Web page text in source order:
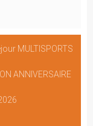
MULTISPORTS
ANNIVERSAIRE